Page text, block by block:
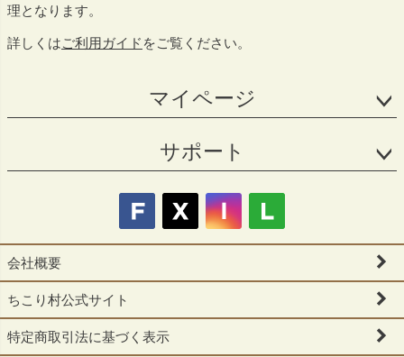
理となります。
詳しくはご利用ガイド をご覧ください。
マイページ
サポート
会社概要
ちこり村公式サイト
特定商取引法に基づく表示